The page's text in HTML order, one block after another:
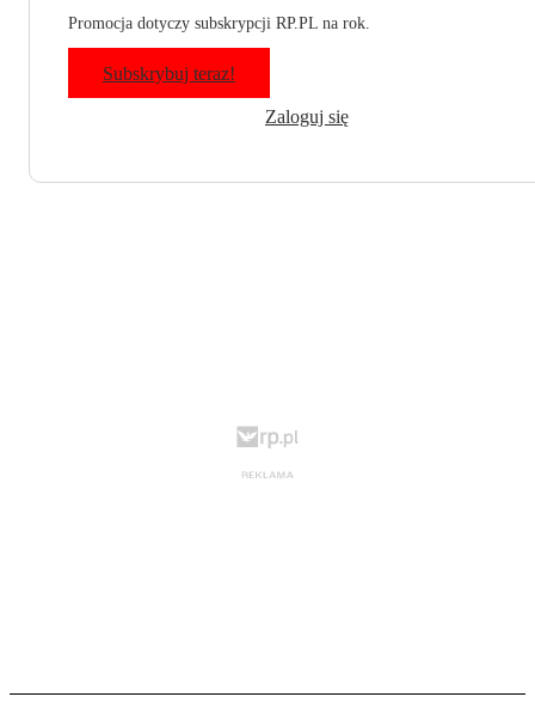
Promocja dotyczy subskrypcji RP.PL na rok.
Subskrybuj teraz!
Zaloguj się